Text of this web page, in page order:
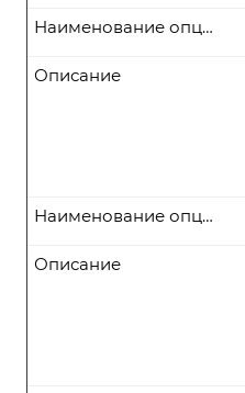
Наименование опции
Описание
Наименование опции
Описание